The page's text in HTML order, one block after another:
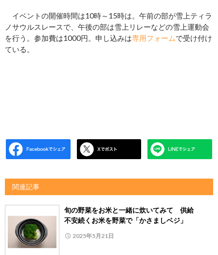
イベントの開催時間は10時～15時は。午前の部が雪上ティラ
ノサウルスレースで、午後の部は雪上リレーなどの雪上運動会
を行う。参加費は1000円。申し込みは専用フォームで受け付け
ている。
関連記事
旬の野菜をお米と一緒に炊いてみて 供給
不安続くお米を野菜で「かさましベジ」
2025年5月21日